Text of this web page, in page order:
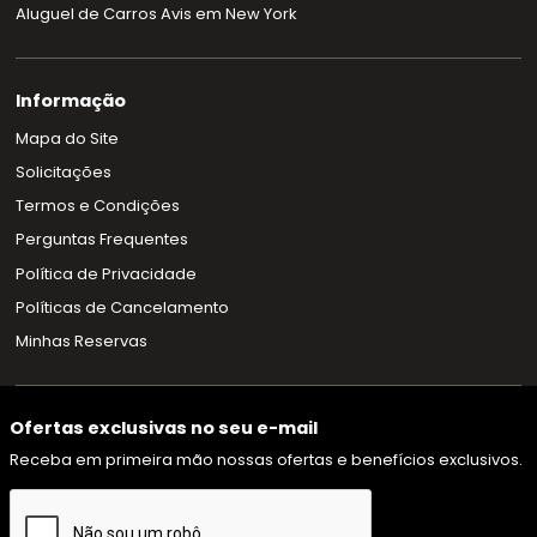
Aluguel de Carros Avis em New York
Informação
Mapa do Site
Solicitações
Termos e Condições
Perguntas Frequentes
Política de Privacidade
Políticas de Cancelamento
Minhas Reservas
Ofertas exclusivas no seu e-mail
Receba em primeira mão nossas ofertas e benefícios exclusivos.